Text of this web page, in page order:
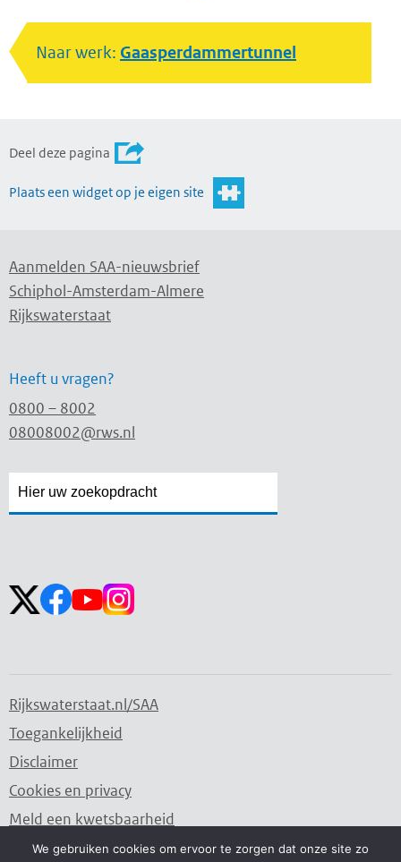
Naar werk: Gaasperdammertunnel
Deel deze pagina
Plaats een widget op je eigen site
Aanmelden SAA-nieuwsbrief
Schiphol-Amsterdam-Almere
Rijkswaterstaat
Heeft u vragen?
0800 – 8002
08008002@rws.nl
Rijkswaterstaat.nl/SAA
Toegankelijkheid
Disclaimer
Cookies en privacy
Meld een kwetsbaarheid
We gebruiken cookies om ervoor te zorgen dat onze site zo